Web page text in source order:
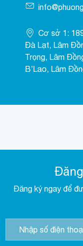
Cơ sở 1:
Đà Lạt, Lâm
Trọng, Lâm
B’Lao, Lâm
Đăng ký ngay để